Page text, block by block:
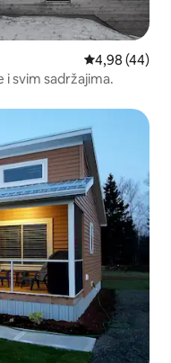
Prosječna
4,98 (44)
i svim sadržajima.
„Odabrali gosti”